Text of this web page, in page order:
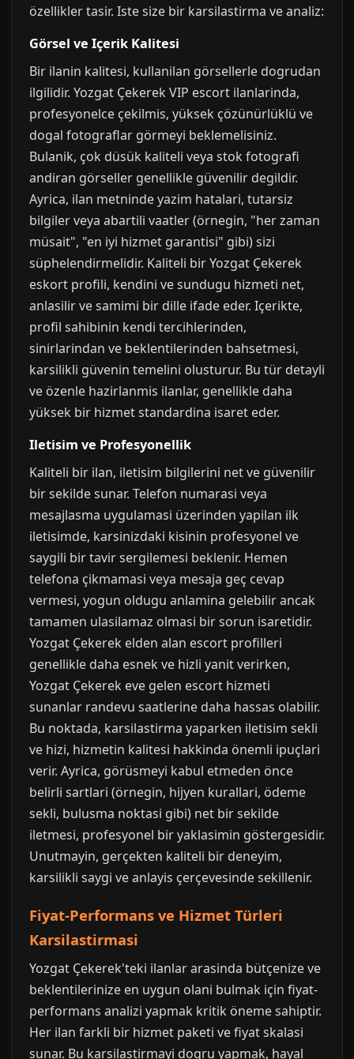
özellikler tasir. Iste size bir karsilastirma ve analiz:
Görsel ve Içerik Kalitesi
Bir ilanin kalitesi, kullanilan görsellerle dogrudan
ilgilidir. Yozgat Çekerek VIP escort ilanlarinda,
profesyonelce çekilmis, yüksek çözünürlüklü ve
dogal fotograflar görmeyi beklemelisiniz.
Bulanik, çok düsük kaliteli veya stok fotografi
andiran görseller genellikle güvenilir degildir.
Ayrica, ilan metninde yazim hatalari, tutarsiz
bilgiler veya abartili vaatler (örnegin, "her zaman
müsait", "en iyi hizmet garantisi" gibi) sizi
süphelendirmelidir. Kaliteli bir Yozgat Çekerek
eskort profili, kendini ve sundugu hizmeti net,
anlasilir ve samimi bir dille ifade eder. Içerikte,
profil sahibinin kendi tercihlerinden,
sinirlarindan ve beklentilerinden bahsetmesi,
karsilikli güvenin temelini olusturur. Bu tür detayli
ve özenle hazirlanmis ilanlar, genellikle daha
yüksek bir hizmet standardina isaret eder.
Iletisim ve Profesyonellik
Kaliteli bir ilan, iletisim bilgilerini net ve güvenilir
bir sekilde sunar. Telefon numarasi veya
mesajlasma uygulamasi üzerinden yapilan ilk
iletisimde, karsinizdaki kisinin profesyonel ve
saygili bir tavir sergilemesi beklenir. Hemen
telefona çikmamasi veya mesaja geç cevap
vermesi, yogun oldugu anlamina gelebilir ancak
tamamen ulasilamaz olmasi bir sorun isaretidir.
Yozgat Çekerek elden alan escort profilleri
genellikle daha esnek ve hizli yanit verirken,
Yozgat Çekerek eve gelen escort hizmeti
sunanlar randevu saatlerine daha hassas olabilir.
Bu noktada, karsilastirma yaparken iletisim sekli
ve hizi, hizmetin kalitesi hakkinda önemli ipuçlari
verir. Ayrica, görüsmeyi kabul etmeden önce
belirli sartlari (örnegin, hijyen kurallari, ödeme
sekli, bulusma noktasi gibi) net bir sekilde
iletmesi, profesyonel bir yaklasimin göstergesidir.
Unutmayin, gerçekten kaliteli bir deneyim,
karsilikli saygi ve anlayis çerçevesinde sekillenir.
Fiyat-Performans ve Hizmet Türleri
Karsilastirmasi
Yozgat Çekerek'teki ilanlar arasinda bütçenize ve
beklentilerinize en uygun olani bulmak için fiyat-
performans analizi yapmak kritik öneme sahiptir.
Her ilan farkli bir hizmet paketi ve fiyat skalasi
sunar. Bu karsilastirmayi dogru yapmak, hayal